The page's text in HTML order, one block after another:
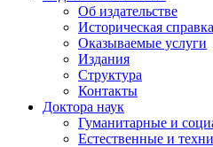
Об издательстве
Историческая справка
Оказываемые услуги
Издания
Структура
Контакты
Доктора наук
Гуманитарные и
Естественные и